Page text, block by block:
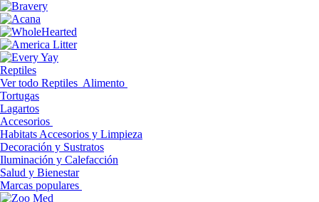
Reptiles
Ver todo Reptiles Alimento
Tortugas
Lagartos
Accesorios
Habitats Accesorios y Limpieza
Decoración y Sustratos
Iluminación y Calefacción
Salud y Bienestar
Marcas populares